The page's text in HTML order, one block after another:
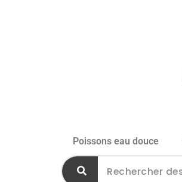
Poissons eau douce